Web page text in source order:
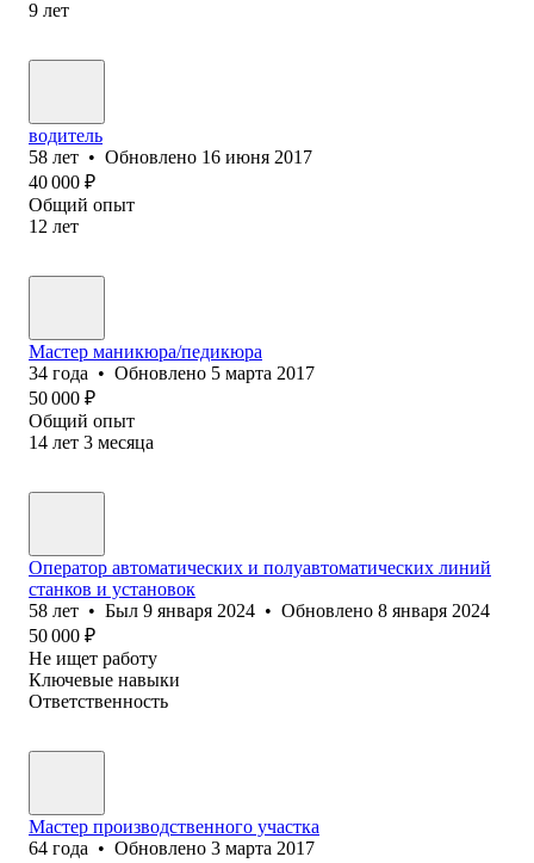
9 лет
водитель
58 лет • Обновлено 16 июня 2017
40 000 ₽
Общий опыт
12 лет
Мастер маникюра/педикюра
34 года • Обновлено 5 марта 2017
50 000 ₽
Общий опыт
14 лет 3 месяца
Оператор автоматических и полуавтоматических линий
станков и установок
58 лет • Был 9 января 2024 • Обновлено 8 января 2024
50 000 ₽
Не ищет работу
Ключевые навыки
Ответственность
Мастер производственного участка
64 года • Обновлено 3 марта 2017